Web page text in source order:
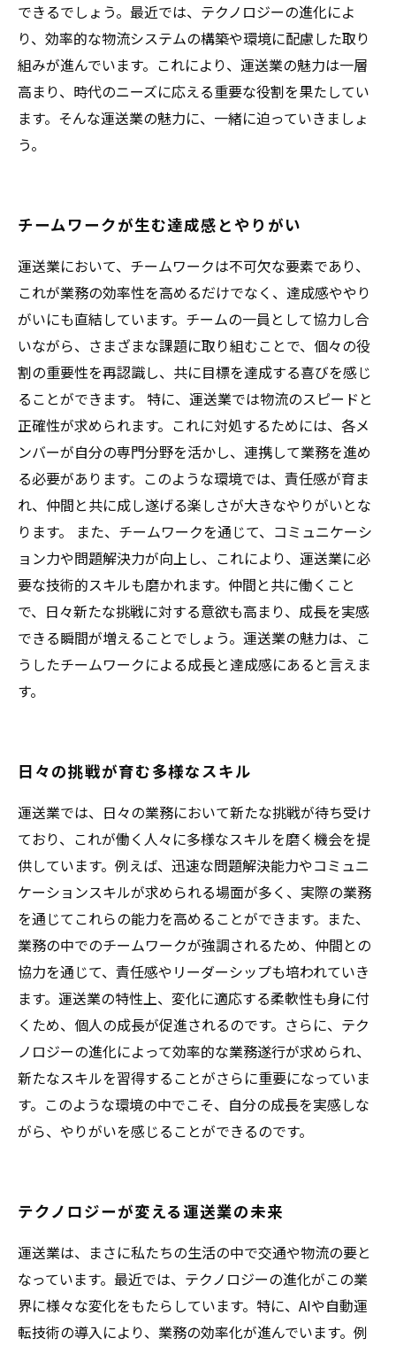
できるでしょう。最近では、テクノロジーの進化によ
り、効率的な物流システムの構築や環境に配慮した取り
組みが進んでいます。これにより、運送業の魅力は一層
高まり、時代のニーズに応える重要な役割を果たしてい
ます。そんな運送業の魅力に、一緒に迫っていきましょ
う。
チームワークが生む達成感とやりがい
運送業において、チームワークは不可欠な要素であり、
これが業務の効率性を高めるだけでなく、達成感ややり
がいにも直結しています。チームの一員として協力し合
いながら、さまざまな課題に取り組むことで、個々の役
割の重要性を再認識し、共に目標を達成する喜びを感じ
ることができます。 特に、運送業では物流のスピードと
正確性が求められます。これに対処するためには、各メ
ンバーが自分の専門分野を活かし、連携して業務を進め
る必要があります。このような環境では、責任感が育ま
れ、仲間と共に成し遂げる楽しさが大きなやりがいとな
ります。 また、チームワークを通じて、コミュニケーシ
ョン力や問題解決力が向上し、これにより、運送業に必
要な技術的スキルも磨かれます。仲間と共に働くこと
で、日々新たな挑戦に対する意欲も高まり、成長を実感
できる瞬間が増えることでしょう。運送業の魅力は、こ
うしたチームワークによる成長と達成感にあると言えま
す。
日々の挑戦が育む多様なスキル
運送業では、日々の業務において新たな挑戦が待ち受け
ており、これが働く人々に多様なスキルを磨く機会を提
供しています。例えば、迅速な問題解決能力やコミュニ
ケーションスキルが求められる場面が多く、実際の業務
を通じてこれらの能力を高めることができます。また、
業務の中でのチームワークが強調されるため、仲間との
協力を通じて、責任感やリーダーシップも培われていき
ます。運送業の特性上、変化に適応する柔軟性も身に付
くため、個人の成長が促進されるのです。さらに、テク
ノロジーの進化によって効率的な業務遂行が求められ、
新たなスキルを習得することがさらに重要になっていま
す。このような環境の中でこそ、自分の成長を実感しな
がら、やりがいを感じることができるのです。
テクノロジーが変える運送業の未来
運送業は、まさに私たちの生活の中で交通や物流の要と
なっています。最近では、テクノロジーの進化がこの業
界に様々な変化をもたらしています。特に、AIや自動運
転技術の導入により、業務の効率化が進んでいます。例